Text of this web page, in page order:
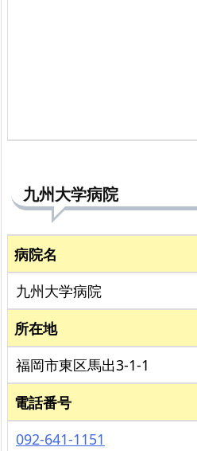
九州大学病院
病院名
九州大学病院
所在地
福岡市東区馬出3-1-1
電話番号
092-641-1151